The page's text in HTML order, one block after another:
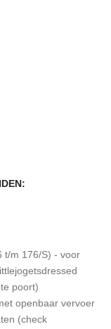
t/m 176/S) - voor
poort)
openbaar vervoer
(check